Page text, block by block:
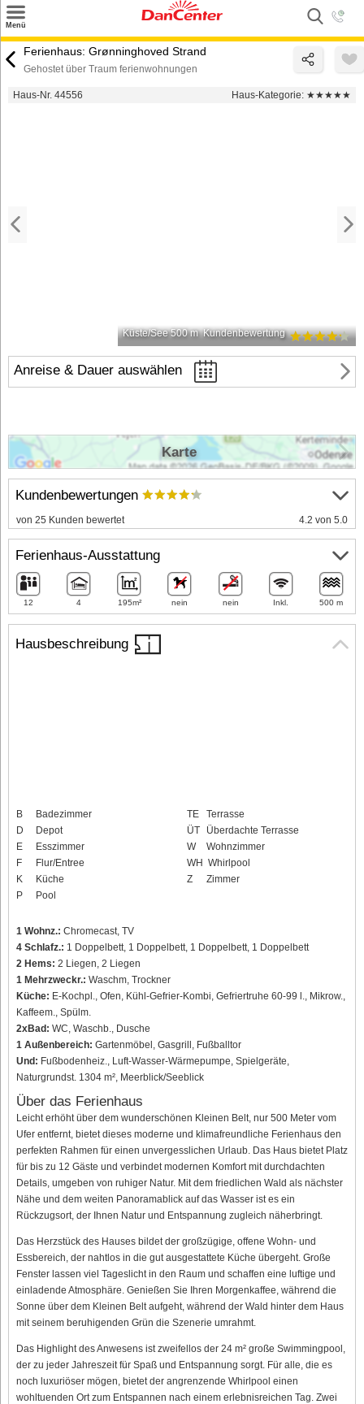
Menü
Suchen
Ferienhaus: Grønninghoved Strand
Gehostet über Traum ferienwohnungen
Haus-Nr. 44556 Haus-Kategorie: ★★★★★
Küste/See 500 m Kundenbewertung
Anreise & Dauer auswählen
Hausbeschreibung
B
Badezimmer
D
Depot
E
Esszimmer
F
Flur/Entree
K
Küche
P
Pool
TE
Terrasse
ÜT
Überdachte Terrasse
W
Wohnzimmer
WH Whirlpool
Z
Zimmer
1 Wohnz.: Chromecast, TV
4 Schlafz.: 1 Doppelbett, 1 Doppelbett, 1 Doppelbett, 1 Doppelbett
2 Hems: 2 Liegen, 2 Liegen
1 Mehrzweckr.: Waschm, Trockner
Küche: E-Kochpl., Ofen, Kühl-Gefrier-Kombi, Gefriertruhe 60-99 l., Mikrow.,
Kaffeem., Spülm.
2xBad: WC, Waschb., Dusche
1 Außenbereich: Gartenmöbel, Gasgrill, Fußballtor
Und: Fußbodenheiz., Luft-Wasser-Wärmepumpe, Spielgeräte,
Naturgrundst. 1304 m², Meerblick/Seeblick
Über das Ferienhaus
Leicht erhöht über dem wunderschönen Kleinen Belt, nur 500 Meter vom
Ufer entfernt, bietet dieses moderne und klimafreundliche Ferienhaus den
perfekten Rahmen für einen unvergesslichen Urlaub. Das Haus bietet Platz
für bis zu 12 Gäste und verbindet modernen Komfort mit durchdachten
Details, umgeben von ruhiger Natur. Mit dem friedlichen Wald als nächster
Nähe und dem weiten Panoramablick auf das Wasser ist es ein
Rückzugsort, der Ihnen Natur und Entspannung zugleich näherbringt.
Das Herzstück des Hauses bildet der großzügige, offene Wohn- und
Essbereich, der nahtlos in die gut ausgestattete Küche übergeht. Große
Fenster lassen viel Tageslicht in den Raum und schaffen eine luftige und
einladende Atmosphäre. Genießen Sie Ihren Morgenkaffee, während die
Sonne über dem Kleinen Belt aufgeht, während der Wald hinter dem Haus
mit seinem beruhigenden Grün die Szenerie umrahmt.
Das Highlight des Anwesens ist zweifellos der 24 m² große Swimmingpool,
der zu jeder Jahreszeit für Spaß und Entspannung sorgt. Für alle, die es
noch luxuriöser mögen, bietet der angrenzende Whirlpool einen
wohltuenden Ort zum Entspannen nach einem erlebnisreichen Tag. Zwei
Kundenbewertungen
von 25 Kunden bewertet 4.2 von 5.0
Ferienhaus-Ausstattung
12 4 195m² nein nein Inkl. 500 m
Karte